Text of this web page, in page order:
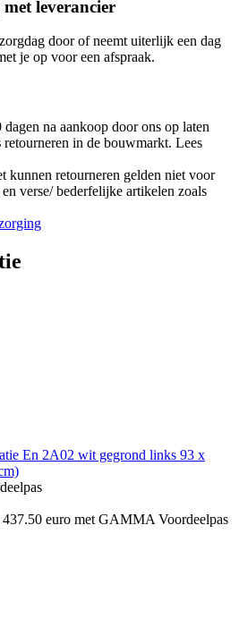
leverancier
door of neemt uiterlijk een dag
je op voor een afspraak.
na aankoop door ons op laten
retourneren in de bouwmarkt. Lees
kunnen retourneren gelden niet voor
verse/ bederfelijke artikelen zoals
En 2A02 wit gegrond links 93 x
euro met GAMMA Voordeelpas